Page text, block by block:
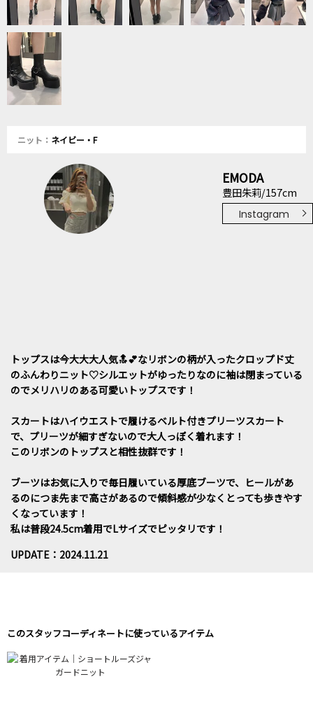
ニット： ネイビー・F
EMODA
豊田朱莉/157cm
Instagram
トップスは今大大大人気🔝💕なリボンの柄が入ったクロップド丈
のふんわりニット♡シルエットがゆったりなのに袖は閉まっている
のでメリハリのある可愛いトップスです！
スカートはハイウエストで履けるベルト付きプリーツスカート
で、プリーツが細すぎないので大人っぽく着れます！
このリボンのトップスと相性抜群です！
ブーツはお気に入りで毎日履いている厚底ブーツで、ヒールがあ
るのにつま先まで高さがあるので傾斜感が少なくとっても歩きやす
くなっています！
私は普段24.5cm着用でLサイズでピッタリです！
UPDATE：2024.11.21
このスタッフコーディネートに使っているアイテム